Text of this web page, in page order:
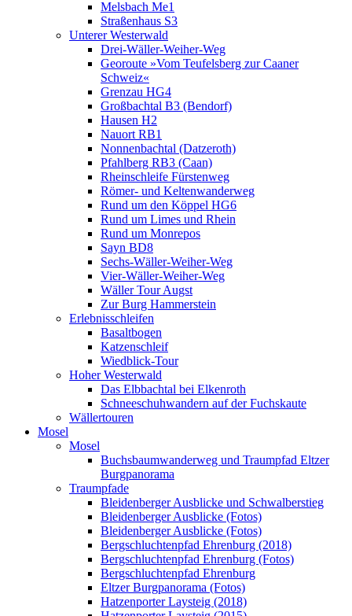
Melsbach Me1
Straßenhaus S3
Unterer Westerwald
Drei-Wäller-Weiher-Weg
Georoute »Vom Teufelsberg zur Caaner
Schweiz«
Grenzau HG4
Großbachtal B3 (Bendorf)
Hausen H2
Nauort RB1
Nonnenbachtal (Datzeroth)
Pfahlberg RB3 (Caan)
Rheinschleife Fürstenweg
Römer- und Keltenwanderweg
Rund um den Köppel HG6
Rund um Limes und Rhein
Rund um Monrepos
Sayn BD8
Sechs-Wäller-Weiher-Weg
Vier-Wäller-Weiher-Weg
Wäller Tour Augst
Zur Burg Hammerstein
Erlebnisschleifen
Basaltbogen
Katzenschleif
Wiedblick-Tour
Hoher Westerwald
Das Elbbachtal bei Elkenroth
Schneeschuhwandern auf der Fuchskaute
Wällertouren
Mosel
Mosel
Buchsbaumwanderweg und Traumpfad Eltzer
Burgpanorama
Traumpfade
Bleidenberger Ausblicke und Schwalberstieg
Bleidenberger Ausblicke (Fotos)
Bleidenberger Ausblicke (Fotos)
Bergschluchtenpfad Ehrenburg (2018)
Bergschluchtenpfad Ehrenburg (Fotos)
Bergschluchtenpfad Ehrenburg
Eltzer Burgpanorama (Fotos)
Hatzenporter Laysteig (2018)